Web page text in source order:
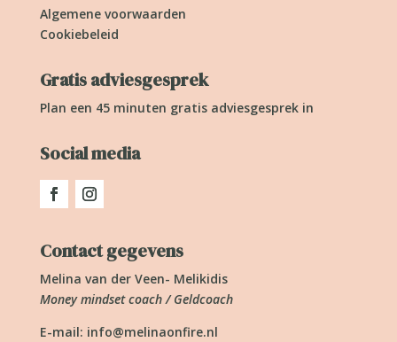
Algemene voorwaarden
Cookiebeleid
Gratis adviesgesprek
Plan een 45 minuten gratis adviesgesprek in
Social media
Contact gegevens
Melina van der Veen- Melikidis
Money mindset coach / Geldcoach
E-mail: info@melinaonfire.nl